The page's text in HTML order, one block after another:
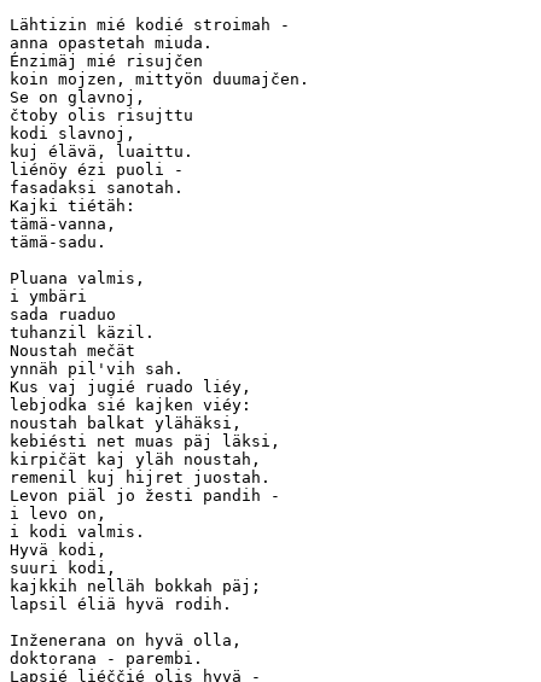
Lähtizin mié kodié stroimah -
anna opastetah miuda.
Énzimäj mié risujčen
koin mojzen, mittyön duumajčen.
Se on glavnoj,
čtoby olis risujttu
kodi slavnoj,
kuj élävä, luaittu.
liénöy ézi puoli -
fasadaksi sanotah.
Kajki tiétäh:
tämä-vanna,
tämä-sadu.
Pluana valmis,
i ymbäri
sada ruaduo
tuhanzil käzil.
Noustah mečät
ynnäh pil'vih sah.
Kus vaj jugié ruado liéy,
lebjodka sié kajken viéy:
noustah balkat ylähäksi,
kebiésti net muas päj läksi,
kirpičät kaj yläh noustah,
remenil kuj hijret juostah.
Levon piäl jo žesti pandih -
i levo on,
i kodi valmis.
Hyvä kodi,
suuri kodi,
kajkkih nelläh bokkah päj;
lapsil éliä hyvä rodih.
Inženerana on hyvä olla,
doktorana - parembi.
Lapsié liéččié olis hyvä -